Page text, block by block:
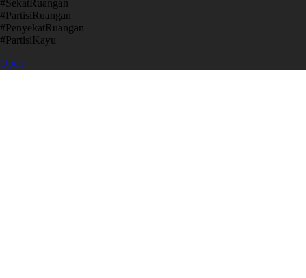
​#SekatRuangan
​#PartisiRuangan
​#PenyekatRuangan
​#PartisiKayu
Open